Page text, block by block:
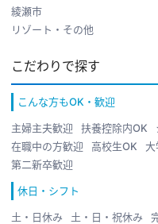
綾瀬市
リゾート・その他
こだわりで探す
こんな方もOK・歓迎
主婦主夫歓迎 扶養控除内OK
在職中の方歓迎
高校生OK 大
第二新卒歓迎
休日・シフト
土・日休み 土・日・祝休み